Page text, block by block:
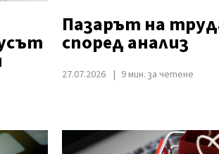
Пазарът на
според анализ
27.07.2026 9 мин. за четене